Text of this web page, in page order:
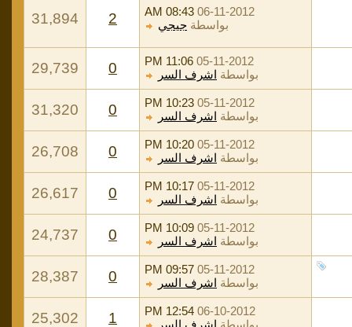
06-11-2012
08:43 AM
بواسطة جيجي 2
31,894
05-11-2012
11:06 PM
بواسطة اشرف السر 0
29,739
05-11-2012
10:23 PM
بواسطة اشرف السر 0
31,320
05-11-2012
10:20 PM
بواسطة اشرف السر 0
26,708
05-11-2012
10:17 PM
بواسطة اشرف السر 0
26,617
05-11-2012
10:09 PM
بواسطة اشرف السر 0
24,737
05-11-2012
09:57 PM
بواسطة اشرف السر 0
28,387
06-10-2012
12:54 PM
1
25,302